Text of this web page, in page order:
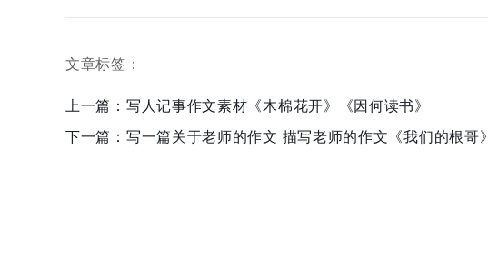
文章标签：
上一篇： 写人记事作文素材《木棉花开》《因何读书》
下一篇： 写一篇关于老师的作文 描写老师的作文《我们的根哥》